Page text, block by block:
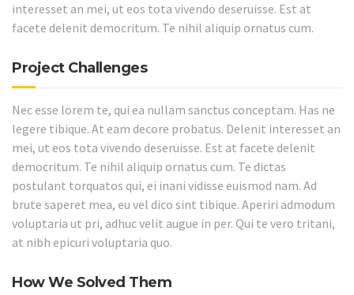
interesset an mei, ut eos tota vivendo deseruisse. Est at
facete delenit democritum. Te nihil aliquip ornatus cum.
Project Challenges
Nec esse lorem te, qui ea nullam sanctus conceptam. Has ne
legere tibique. At eam decore probatus. Delenit interesset an
mei, ut eos tota vivendo deseruisse. Est at facete delenit
democritum. Te nihil aliquip ornatus cum. Te dictas
postulant torquatos qui, ei inani vidisse euismod nam. Ad
brute saperet mea, eu vel dico sint tibique. Aperiri admodum
voluptaria ut pri, adhuc velit augue in per. Qui te vero tritani,
at nibh epicuri voluptaria quo.
How We Solved Them